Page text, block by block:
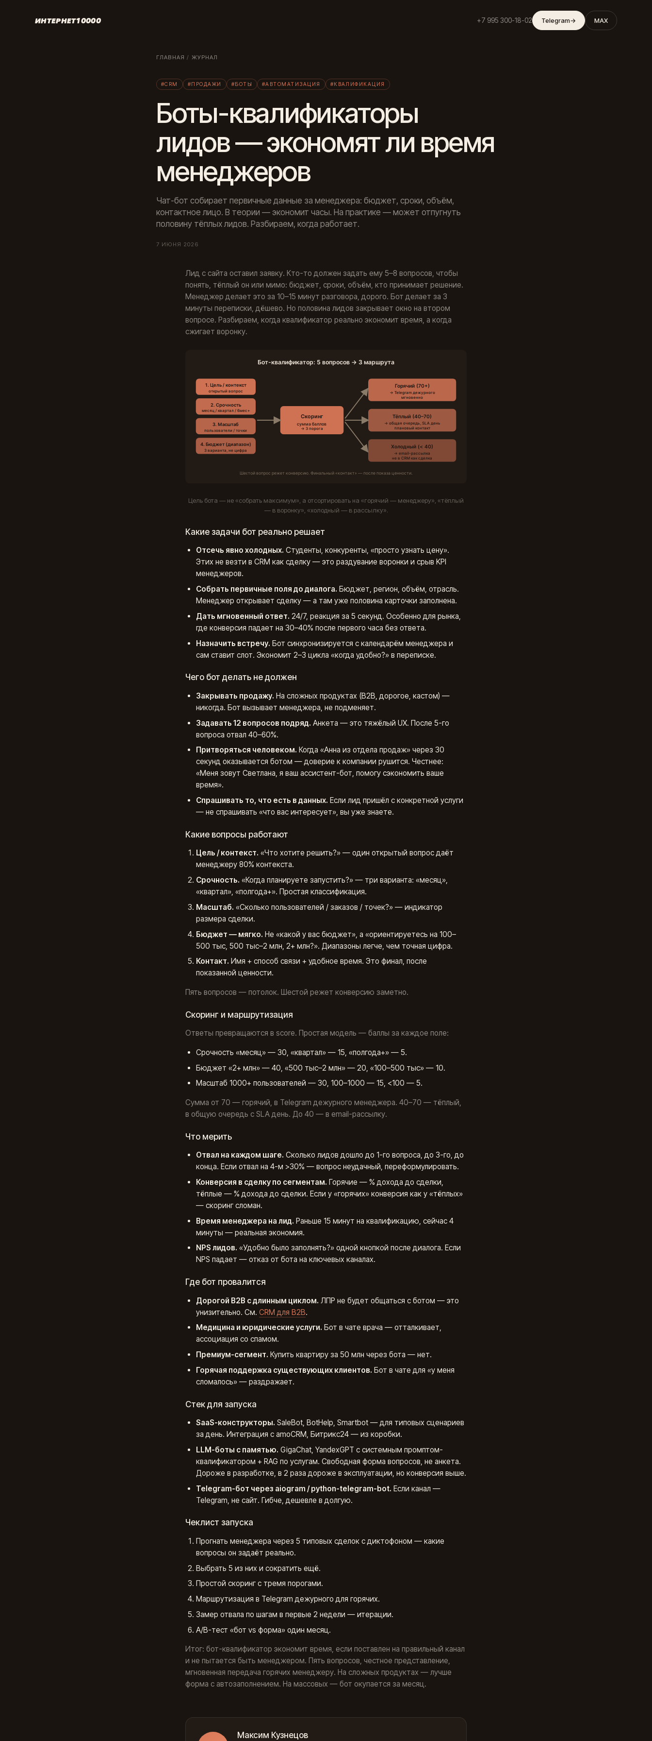
ИНТЕРНЕТ10000 +7 995 300-18-02 Telegram→ MAX
ГЛАВНАЯ / ЖУРНАЛ
#CRM #ПРОДАЖИ #БОТЫ #АВТОМАТИЗАЦИЯ #КВАЛИФИКАЦИЯ
Боты-квалификаторы
лидов — экономят ли время
менеджеров
Чат-бот собирает первичные данные за менеджера: бюджет, сроки, объём,
контактное лицо. В теории — экономит часы. На практике — может отпугнуть
половину тёплых лидов. Разбираем, когда работает.
7 ИЮНЯ 2026
Лид с сайта оставил заявку. Кто-то должен задать ему 5–8 вопросов, чтобы
понять, тёплый он или мимо: бюджет, сроки, объём, кто принимает решение.
Менеджер делает это за 10–15 минут разговора, дорого. Бот делает за 3
минуты переписки, дёшево. Но половина лидов закрывает окно на втором
вопросе. Разбираем, когда квалификатор реально экономит время, а когда
сжигает воронку.
Цель бота — не «собрать максимум», а отсортировать на «горячий — менеджеру», «тёплый
— в воронку», «холодный — в рассылку».
Какие задачи бот реально решает
Отсечь явно холодных. Студенты, конкуренты, «просто узнать цену».
Этих не везти в CRM как сделку — это раздувание воронки и срыв KPI
менеджеров.
Собрать первичные поля до диалога. Бюджет, регион, объём, отрасль.
Менеджер открывает сделку — а там уже половина карточки заполнена.
Дать мгновенный ответ. 24/7, реакция за 5 секунд. Особенно для рынка,
где конверсия падает на 30–40% после первого часа без ответа.
Назначить встречу. Бот синхронизируется с календарём менеджера и
сам ставит слот. Экономит 2–3 цикла «когда удобно?» в переписке.
Чего бот делать не должен
Закрывать продажу. На сложных продуктах (B2B, дорогое, кастом) —
никогда. Бот вызывает менеджера, не подменяет.
Задавать 12 вопросов подряд. Анкета — это тяжёлый UX. После 5-го
вопроса отвал 40–60%.
Притворяться человеком. Когда «Анна из отдела продаж» через 30
секунд оказывается ботом — доверие к компании рушится. Честнее:
«Меня зовут Светлана, я ваш ассистент-бот, помогу сэкономить ваше
время».
Спрашивать то, что есть в данных. Если лид пришёл с конкретной услуги
— не спрашивать «что вас интересует», вы уже знаете.
Какие вопросы работают
Цель / контекст. «Что хотите решить?» — один открытый вопрос даёт
менеджеру 80% контекста.
Срочность. «Когда планируете запустить?» — три варианта: «месяц»,
«квартал», «полгода+». Простая классификация.
Масштаб. «Сколько пользователей / заказов / точек?» — индикатор
размера сделки.
Бюджет — мягко. Не «какой у вас бюджет», а «ориентируетесь на 100–
500 тыс, 500 тыс–2 млн, 2+ млн?». Диапазоны легче, чем точная цифра.
Контакт. Имя + способ связи + удобное время. Это финал, после
показанной ценности.
Пять вопросов — потолок. Шестой режет конверсию заметно.
Скоринг и маршрутизация
Ответы превращаются в score. Простая модель — баллы за каждое поле:
Срочность «месяц» — 30, «квартал» — 15, «полгода+» — 5.
Бюджет «2+ млн» — 40, «500 тыс–2 млн» — 20, «100–500 тыс» — 10.
Масштаб 1000+ пользователей — 30, 100–1000 — 15, <100 — 5.
Сумма от 70 — горячий, в Telegram дежурного менеджера. 40–70 — тёплый,
в общую очередь с SLA день. До 40 — в email-рассылку.
Что мерить
Отвал на каждом шаге. Сколько лидов дошло до 1-го вопроса, до 3-го, до
конца. Если отвал на 4-м >30% — вопрос неудачный, переформулировать.
Конверсия в сделку по сегментам. Горячие — % дохода до сделки,
тёплые — % дохода до сделки. Если у «горячих» конверсия как у «тёплых»
— скоринг сломан.
Время менеджера на лид. Раньше 15 минут на квалификацию, сейчас 4
минуты — реальная экономия.
NPS лидов. «Удобно было заполнять?» одной кнопкой после диалога. Если
NPS падает — отказ от бота на ключевых каналах.
Где бот провалится
Дорогой B2B с длинным циклом. ЛПР не будет общаться с ботом — это
унизительно. См. CRM для B2B.
Медицина и юридические услуги. Бот в чате врача — отталкивает,
ассоциация со спамом.
Премиум-сегмент. Купить квартиру за 50 млн через бота — нет.
Горячая поддержка существующих клиентов. Бот в чате для «у меня
сломалось» — раздражает.
Стек для запуска
SaaS-конструкторы. SaleBot, BotHelp, Smartbot — для типовых сценариев
за день. Интеграция с amoCRM, Битрикс24 — из коробки.
LLM-боты с памятью. GigaChat, YandexGPT с системным промптом-
квалификатором + RAG по услугам. Свободная форма вопросов, не анкета.
Дороже в разработке, в 2 раза дороже в эксплуатации, но конверсия выше.
Telegram-бот через aiogram / python-telegram-bot. Если канал —
Telegram, не сайт. Гибче, дешевле в долгую.
Чеклист запуска
Прогнать менеджера через 5 типовых сделок с диктофоном — какие
вопросы он задаёт реально.
Выбрать 5 из них и сократить ещё.
Простой скоринг с тремя порогами.
Maршрутизация в Telegram дежурного для горячих.
Замер отвала по шагам в первые 2 недели — итерации.
A/B-тест «бот vs форма» один месяц.
Итог: бот-квалификатор экономит время, если поставлен на правильный канал
и не пытается быть менеджером. Пять вопросов, честное представление,
мгновенная передача горячих менеджеру. На сложных продуктах — лучше
форма с автозаполнением. На массовых — бот окупается за месяц.
Максим Кузнецов